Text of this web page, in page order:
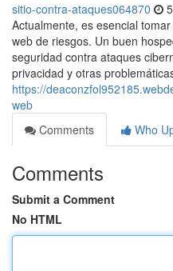
sitio-contra-ataques064870
Actualmente, es esencial
web de riesgos. Un buen
seguridad contra ataques
privacidad y otras
https://
web
Comments
Who
Comments
Submit a Comment
No HTML